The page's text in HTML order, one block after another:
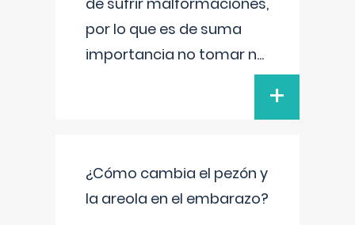
por lo que es de suma
importancia no tomar n...
+
¿Cómo cambia el pezón y
la areola en el embarazo?